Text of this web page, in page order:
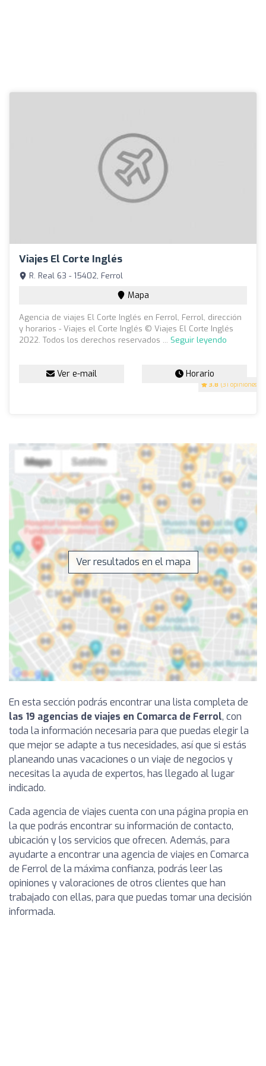
Viajes El Corte Inglés
3.8 (31 opiniones)
R. Real 63 - 15402, Ferrol
Mapa
Agencia de viajes El Corte Inglés en Ferrol, Ferrol, dirección
y horarios - Viajes el Corte Inglés © Viajes El Corte Inglés
2022. Todos los derechos reservados ... Seguir leyendo
Ver e-mail Horario
Ver resultados en el mapa
En esta sección podrás encontrar una lista completa de
las 19 agencias de viajes en Comarca de Ferrol, con
toda la información necesaria para que puedas elegir la
que mejor se adapte a tus necesidades, así que si estás
planeando unas vacaciones o un viaje de negocios y
necesitas la ayuda de expertos, has llegado al lugar
indicado.
Cada agencia de viajes cuenta con una página propia en
la que podrás encontrar su información de contacto,
ubicación y los servicios que ofrecen. Además, para
ayudarte a encontrar una agencia de viajes en Comarca
de Ferrol de la máxima confianza, podrás leer las
opiniones y valoraciones de otros clientes que han
trabajado con ellas, para que puedas tomar una decisión
informada.